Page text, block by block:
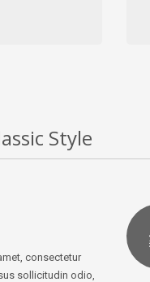
Style
consectetur
sollicitudin odio,